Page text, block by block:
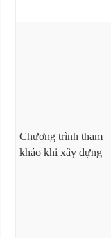
Chương trình tham
khảo khi xây dựng